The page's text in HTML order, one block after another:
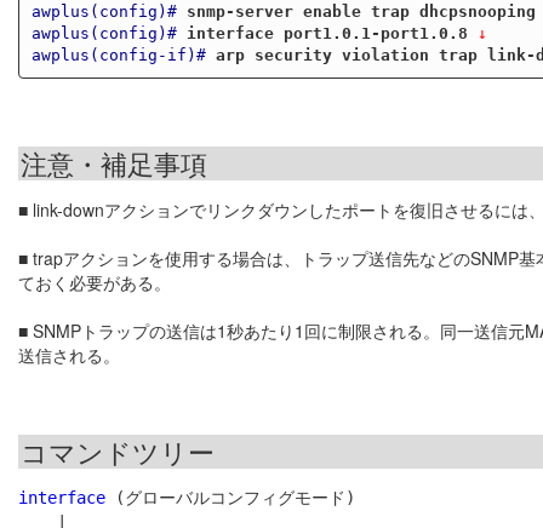
awplus(config)# snmp-server enable trap dhcpsnooping
awplus(config)#
interface port1.0.1-port1.0.8 ↓
awplus(config-if)# arp security violation trap link-
注意・補足事項
■ link-downアクションでリンクダウンしたポートを復旧させるには
■ trapアクションを使用する場合は、トラップ送信先などのSNMP基
ておく必要がある。
■ SNMPトラップの送信は1秒あたり1回に制限される。同一送信元
送信される。
コマンドツリー
interface (グローバルコンフィグモード)